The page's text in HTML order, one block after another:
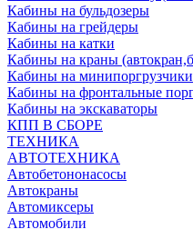
Кабины на бульдозеры
Кабины на грейдеры
Кабины на катки
Кабины на краны
Кабины на минипоргрузчики
Кабины на фронтальные
Кабины на экскаваторы
КПП В СБОРЕ
ТЕХНИКА
АВТОТЕХНИКА
Автобетононасосы
Автокраны
Автомиксеры
Автомобили